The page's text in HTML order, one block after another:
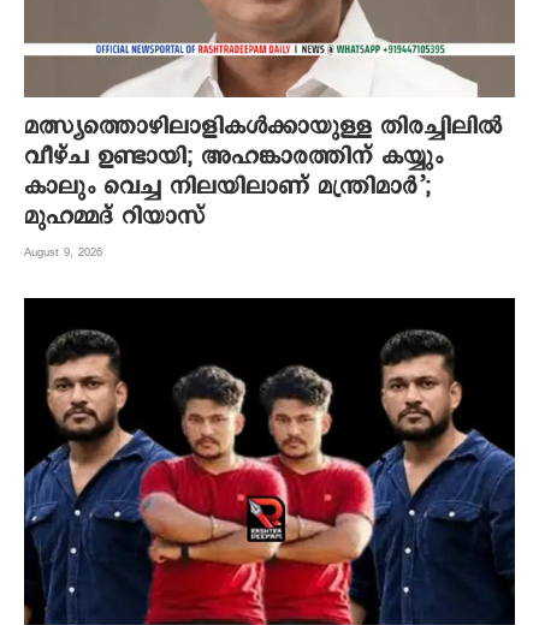
മത്സ്യത്തൊഴിലാളികൾക്കായുള്ള തിരച്ചിലിൽ
വീഴ്ച ഉണ്ടായി; അഹങ്കാരത്തിന് കയ്യും
കാലും വെച്ച നിലയിലാണ് മന്ത്രിമാർ’;
മുഹമ്മദ് റിയാസ്
August 9, 2026